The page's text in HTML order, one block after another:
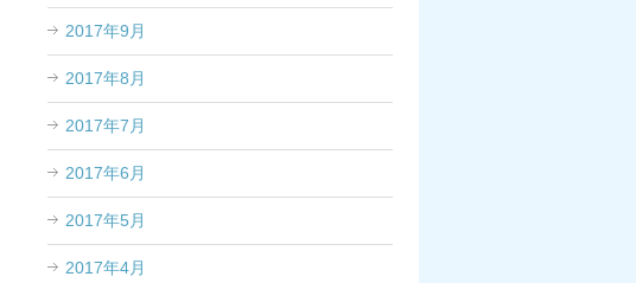
2017年9月
2017年8月
2017年7月
2017年6月
2017年5月
2017年4月